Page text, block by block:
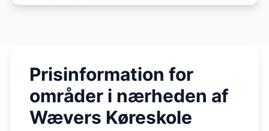
Prisinformation for
områder i nærheden af
Wævers Køreskole